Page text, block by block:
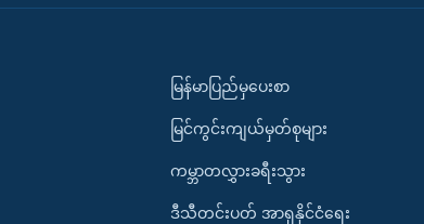
မြန်မာပြည်မှပေးစာ
မြင်ကွင်းကျယ်မှတ်စုများ
ကမ္ဘာတလွှားခရီးသွား
ဒီသီတင်းပတ် အာရှနိုင်ငံရေး